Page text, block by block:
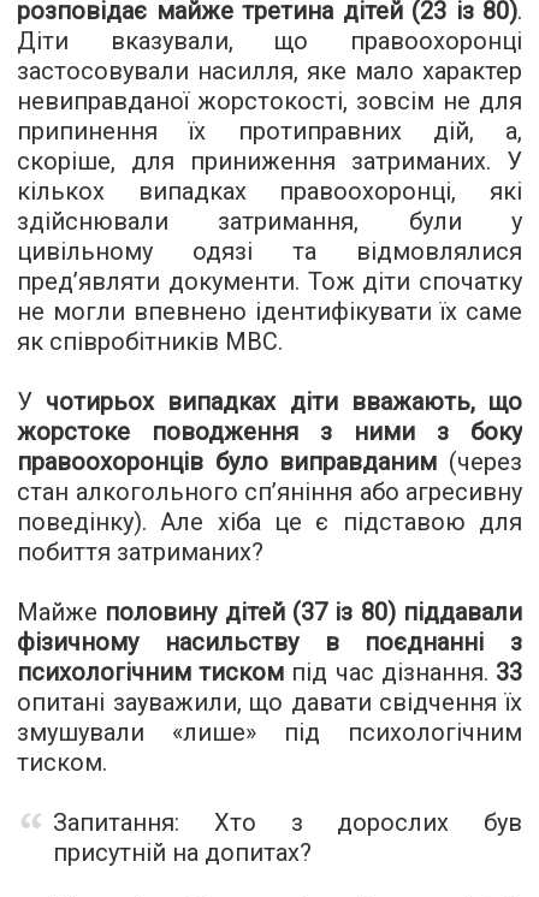
розповідає майже третина дітей (23 із 80).
Діти вказували, що правоохоронці
застосовували насилля, яке мало характер
невиправданої жорстокості, зовсім не для
припинення їх протиправних дій, а,
скоріше, для приниження затриманих. У
кількох випадках правоохоронці, які
здійснювали затримання, були у
цивільному одязі та відмовлялися
пред’являти документи. Тож діти спочатку
не могли впевнено ідентифікувати їх саме
як співробітників МВС.
У чотирьох випадках діти вважають, що
жорстоке поводження з ними з боку
правоохоронців було виправданим (через
стан алкогольного сп’яніння або агресивну
поведінку). Але хіба це є підставою для
побиття затриманих?
Майже половину дітей (37 із 80) піддавали
фізичному насильству в поєднанні з
психологічним тиском під час дізнання. 33
опитані зауважили, що давати свідчення їх
змушували «лише» під психологічним
тиском.
Запитання: Хто з дорослих був
присутній на допитах?